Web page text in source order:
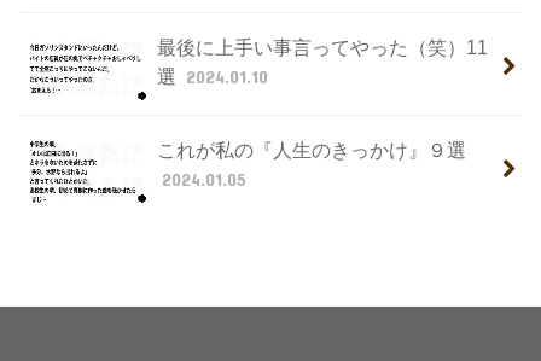
最後に上手い事言ってやった（笑）11
選 2024.01.10
これが私の『人生のきっかけ』９選
2024.01.05